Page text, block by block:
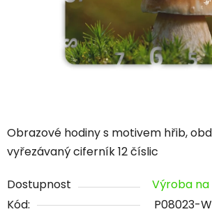
Obrazové hodiny s motivem hřib,
vyřezávaný ciferník 12 číslic
Dostupnost
Výroba na
Kód:
P08023-